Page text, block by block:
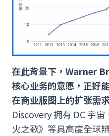
在此背景下，Warner
核心业务的意愿，正好
在商业版图上的扩张需
Discovery 拥有 DC 宇
火之歌》等具高度全球